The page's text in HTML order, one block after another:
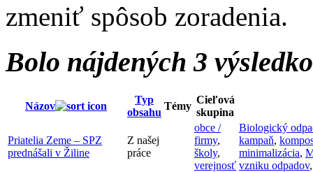
zmeniť spôsob zoradenia.
Bolo nájdených 3
Názov
Typ
obsahu
Témy
Cieľová
skupina
Priatelia Zeme – SPZ
prednášali v Žiline
Z našej
práce
obce /
firmy,
školy,
verejnosť
Biologický
kampaň,
minimalizácia,
vzniku odpadov